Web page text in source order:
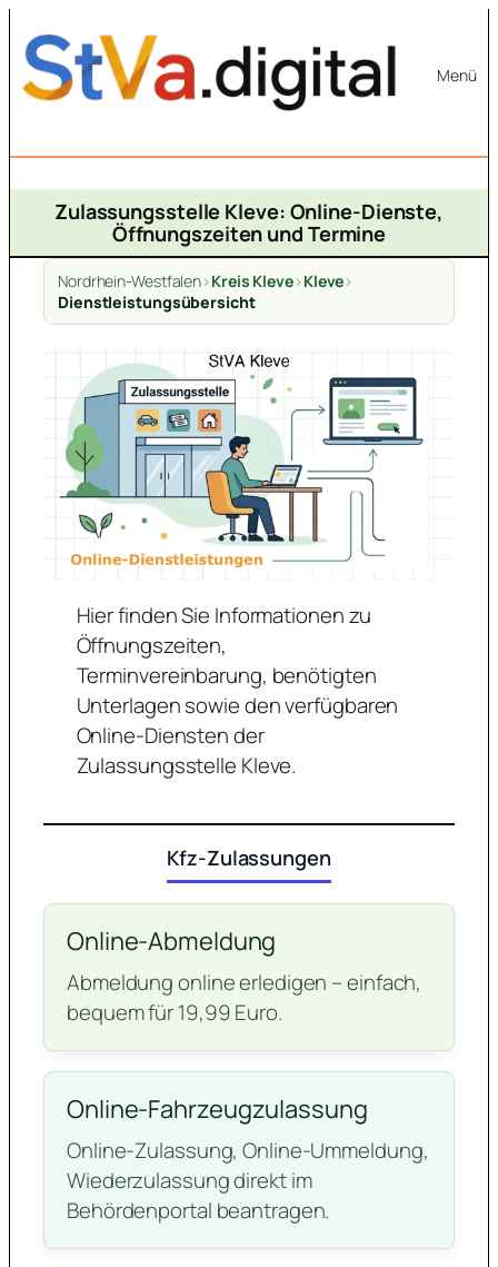
Inhalt
springen
Menü
Zulassungsstelle Kleve: Online-Dienste,
Öffnungszeiten und Termine
Nordrhein-Westfalen>Kreis Kleve>Kleve>
Dienstleistungsübersicht
Hier finden Sie Informationen zu
Öffnungszeiten,
Terminvereinbarung, benötigten
Unterlagen sowie den verfügbaren
Online-Diensten der
Zulassungsstelle Kleve.
Kfz-Zulassungen
Online-Abmeldung
Abmeldung online erledigen – einfach,
bequem für 19,99 Euro.
Online-Fahrzeugzulassung
Online-Zulassung, Online-Ummeldung,
Wiederzulassung direkt im
Behördenportal beantragen.